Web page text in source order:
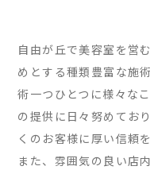
自由が丘で美容室を営
めとする種類豊富な施
術一つひとつに様々な
の提供に日々努めてお
くのお客様に厚い信頼
また、雰囲気の良い店